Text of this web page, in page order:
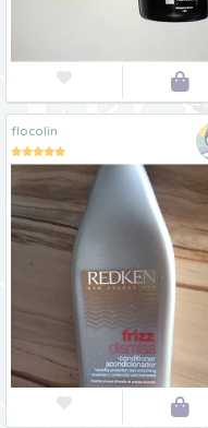
 
flocolin
 